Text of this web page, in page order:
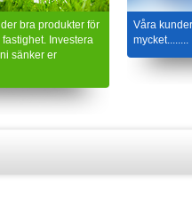
bra produkter för
Investera
sänker er
Våra
mycket........